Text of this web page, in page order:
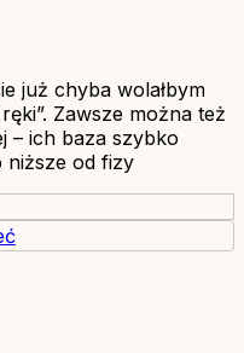
już chyba wolałbym
Zawsze można też
– ich baza szybko
niższe od fizy